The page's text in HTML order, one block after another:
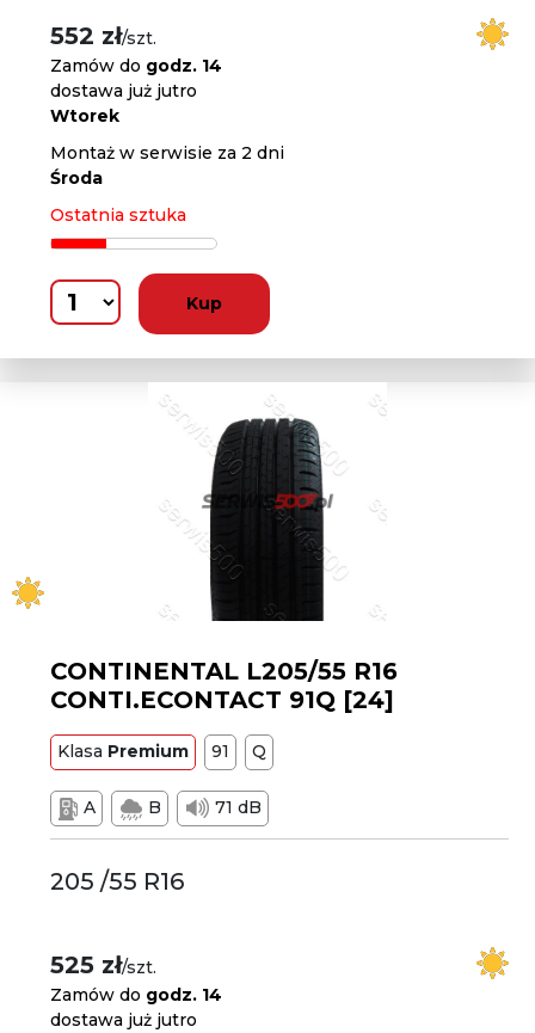
552 zł/szt.
Zamów do godz. 14
dostawa już jutro
Wtorek
Montaż w serwisie za 2 dni
Środa
Ostatnia sztuka
Kup
CONTINENTAL L205/55 R16
CONTI.ECONTACT 91Q [24]
Klasa Premium 91 Q
A B 71 dB
205 /55 R16
525 zł/szt.
Zamów do godz. 14
dostawa już jutro